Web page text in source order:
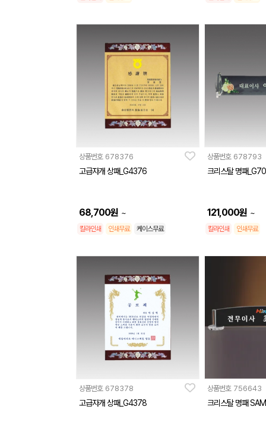
상품번호 678376
고급자개 상패_G4376
68,700원 ~
칼라인쇄 인쇄무료 케이스무료
상품번호 678793
크리스탈 명패
121,000원 ~
칼라인쇄 인쇄무료
상품번호 678378
고급자개 상패_G4378
상품번호 756643
크리스탈 명패